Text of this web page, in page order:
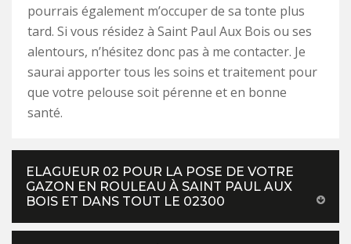
pourrais également m’occuper de sa tonte plus
tard. Si vous résidez à Saint Paul Aux Bois ou ses
alentours, n’hésitez donc pas à me contacter. Je
saurai apporter tous les soins et traitement pour
que votre pelouse soit pérenne et en bonne
santé.
ELAGUEUR 02 POUR LA POSE DE VOTRE
GAZON EN ROULEAU À SAINT PAUL AUX
BOIS ET DANS TOUT LE 02300